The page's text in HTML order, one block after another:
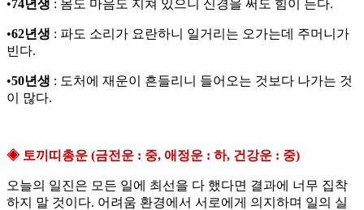
•74년생 : 몸도 마음도 지쳐 있으니 신경을 써도 힘이 든다.
•62년생 : 파도 소리가 요란하니 일거리는 오가는데 주머니가
빈다.
•50년생 : 도처에 재운이 흔들리니 들어오는 것보다 나가는 것
이 많다.
◈ 토끼띠총운 (금전운 : 중, 애정운 : 하, 건강운 : 중)
오늘의 일진은 모든 일에 최선을 다 했다면 결과에 너무 집착
하지 말 것이다. 어려움 환경에서 서로에게 의지하며 일의 실